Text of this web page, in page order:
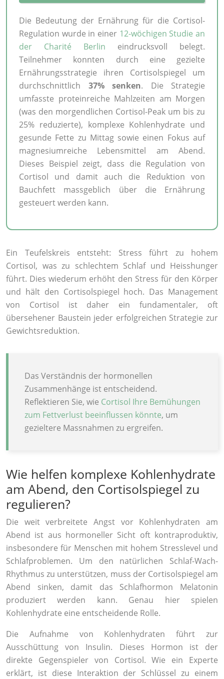
Die Bedeutung der Ernährung für die Cortisol-
Regulation wurde in einer 12-wöchigen Studie an
der Charité Berlin eindrucksvoll belegt.
Teilnehmer konnten durch eine gezielte
Ernährungsstrategie ihren Cortisolspiegel um
durchschnittlich 37% senken. Die Strategie
umfasste proteinreiche Mahlzeiten am Morgen
(was den morgendlichen Cortisol-Peak um bis zu
25% reduzierte), komplexe Kohlenhydrate und
gesunde Fette zu Mittag sowie einen Fokus auf
magnesiumreiche Lebensmittel am Abend.
Dieses Beispiel zeigt, dass die Regulation von
Cortisol und damit auch die Reduktion von
Bauchfett massgeblich über die Ernährung
gesteuert werden kann.
Ein Teufelskreis entsteht: Stress führt zu hohem
Cortisol, was zu schlechtem Schlaf und Heisshunger
führt. Dies wiederum erhöht den Stress für den Körper
und hält den Cortisolspiegel hoch. Das Management
von Cortisol ist daher ein fundamentaler, oft
übersehener Baustein jeder erfolgreichen Strategie zur
Gewichtsreduktion.
Das Verständnis der hormonellen
Zusammenhänge ist entscheidend.
Reflektieren Sie, wie Cortisol Ihre Bemühungen
zum Fettverlust beeinflussen könnte, um
gezieltere Massnahmen zu ergreifen.
Wie helfen komplexe Kohlenhydrate
am Abend, den Cortisolspiegel zu
regulieren?
Die weit verbreitete Angst vor Kohlenhydraten am
Abend ist aus hormoneller Sicht oft kontraproduktiv,
insbesondere für Menschen mit hohem Stresslevel und
Schlafproblemen. Um den natürlichen Schlaf-Wach-
Rhythmus zu unterstützen, muss der Cortisolspiegel am
Abend sinken, damit das Schlafhormon Melatonin
produziert werden kann. Genau hier spielen
Kohlenhydrate eine entscheidende Rolle.
Die Aufnahme von Kohlenhydraten führt zur
Ausschüttung von Insulin. Dieses Hormon ist der
direkte Gegenspieler von Cortisol. Wie ein Experte
erklärt, ist diese Interaktion der Schlüssel zu einem